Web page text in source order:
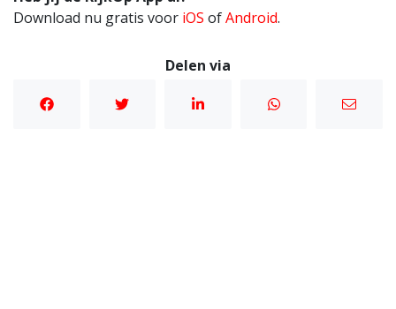
Download nu gratis voor iOS ofAndroid.
Delen via